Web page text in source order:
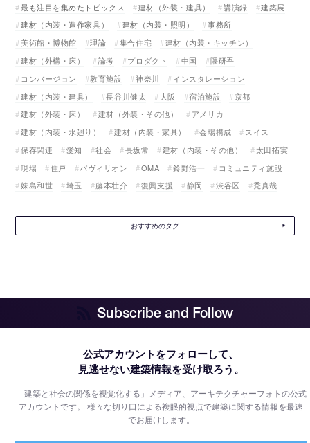
最も注目を集めたトピックス
建材（外装・建具） 講演録
建築展
建材（内装・造作家具）
建材（内装・照明）
事務所
美術館・博物館
理論 集合住宅
建材（内装・キッチン）
建材（外構・床）
論考 プロダクト 中国
隈研吾
コンバージョン
教育施設 神奈川
インスタレーション
建材（内装・建具）
長谷川健太 大阪 宿泊施設
京都
建材（外装・床）
建材（外装・その他）
アメリカ
建材（内装・水廻り）
建材（内装・家具） 会場構成
スイス
保存関連
愛知 社会 長坂常 建材（内装・その他）
太田拓実
現場
住戸 パヴィリオン OMA 鈴野浩一
コミュニティ施設
妹島和世
埼玉 藤本壮介 復興支援 静岡 渋谷区 禿真哉
おすすめのタグ
Subscribe and Follow
公式アカウントをフォローして、
見逃せない建築情報を受け取ろう。
「建築と社会の関係を視覚化する」メディア、アーキテクチャーフォトの公式
アカウントです。様々な切り口による複眼的視点で建築に関する情報を最速
でお届けします。